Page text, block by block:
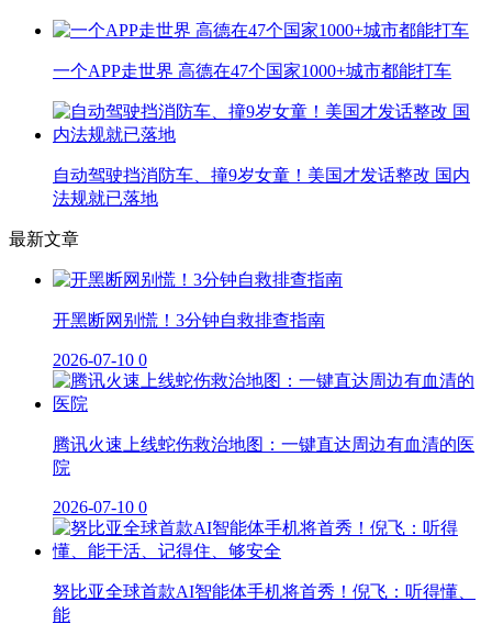
一个APP走世界 高德在47个国家1000+城市都能打车
自动驾驶挡消防车、撞9岁女童！美国才发话整改 国内
法规就已落地
最新文章
开黑断网别慌！3分钟自救排查指南
2026-07-10 0
腾讯火速上线蛇伤救治地图：一键直达周边有血清的医
院
2026-07-10 0
努比亚全球首款AI智能体手机将首秀！倪飞：听得懂、
能